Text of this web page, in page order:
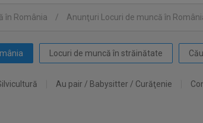
în România / Anunţuri Locuri de muncă în
Locuri de muncă în străinătate
Au pair / Babysitter / Curăţenie